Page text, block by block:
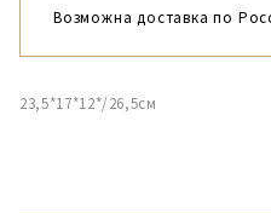
Возможна доставка по
23,5*17*12*/26,5см